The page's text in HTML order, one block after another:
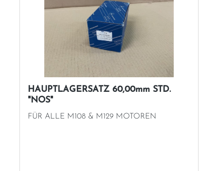
HAUPTLAGERSATZ 60,00mm STD.
"NOS"
FÜR ALLE M108 & M129 MOTOREN